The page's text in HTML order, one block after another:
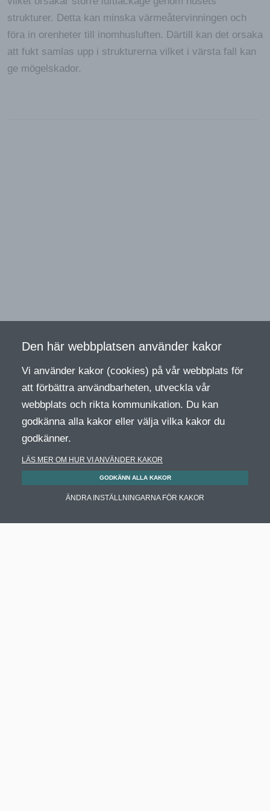
strukturer. Detta kan minska värmeåtervinningen och
föra in orenheter till inomhusluften. Därtill kan det orsaka
att fukt samlas upp i strukturerna vilket i värsta fall kan
ge mögelskador.
Den här webbplatsen använder kakor
Vi använder kakor (cookies) på vår webbplats för
att förbättra användbarheten, utveckla vår
webbplats och rikta kommunikation. Du kan
godkänna alla kakor eller välja vilka kakor du
godkänner.
LÄS MER OM HUR VI ANVÄNDER KAKOR
GODKÄNN ALLA KAKOR
ÄNDRA INSTÄLLNINGARNA FÖR KAKOR